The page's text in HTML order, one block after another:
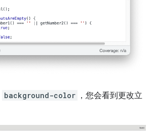
background-color ，您会看到更改立